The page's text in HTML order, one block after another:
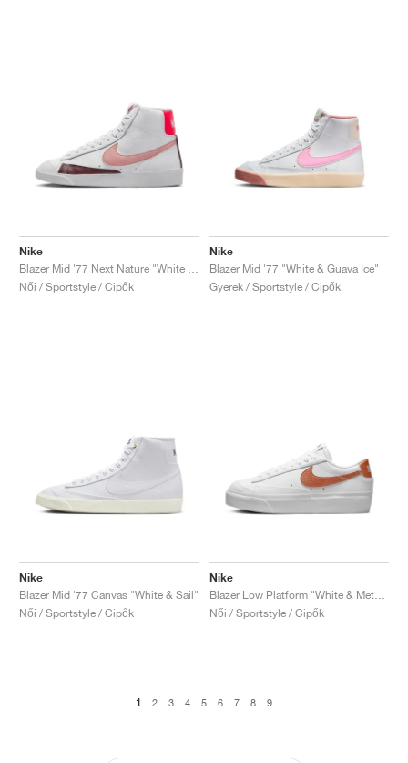
Nike
Blazer Mid '77 Next Nature "White & Red Stardust"
Női / Sportstyle / Cipők
Nike
Blazer Mid '77 "White & Guava Ice"
Gyerek / Sportstyle / Cipők
Nike
Blazer Mid '77 Canvas "White & Sail"
Női / Sportstyle / Cipők
Nike
Blazer Low Platform "White & Metallic Copper"
Női / Sportstyle / Cipők
1 2 3 4 5 6 7 8 9